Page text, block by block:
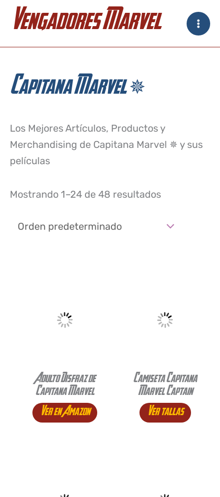
Vengadores Marvel
Capitana Marvel ✵
Los Mejores Artículos, Productos y
Merchandising de Capitana Marvel ✵ y sus
películas
Mostrando 1–24 de 48 resultados
Adulto Disfraz de
Capitana Marvel
Ver en Amazon
Camiseta Capitana
Marvel Captain
Ver tallas